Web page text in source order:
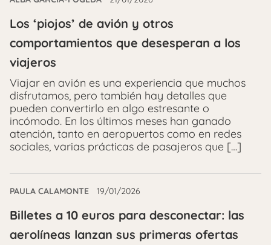
Los ‘piojos’ de avión y otros
comportamientos que desesperan a los
viajeros
Viajar en avión es una experiencia que muchos
disfrutamos, pero también hay detalles que
pueden convertirlo en algo estresante o
incómodo. En los últimos meses han ganado
atención, tanto en aeropuertos como en redes
sociales, varias prácticas de pasajeros que […]
PAULA CALAMONTE 19/01/2026
Billetes a 10 euros para desconectar: las
aerolíneas lanzan sus primeras ofertas